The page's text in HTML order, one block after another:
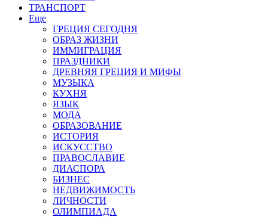
ТРАНСПОРТ
Еще
ГРЕЦИЯ СЕГОДНЯ
ОБРАЗ ЖИЗНИ
ИММИГРАЦИЯ
ПРАЗДНИКИ
ДРЕВНЯЯ ГРЕЦИЯ И МИФЫ
МУЗЫКА
КУХНЯ
ЯЗЫК
МОДА
ОБРАЗОВАНИЕ
ИСТОРИЯ
ИСКУССТВО
ПРАВОСЛАВИЕ
ДИАСПОРА
БИЗНЕС
НЕДВИЖИМОСТЬ
ЛИЧНОСТИ
ОЛИМПИАДА